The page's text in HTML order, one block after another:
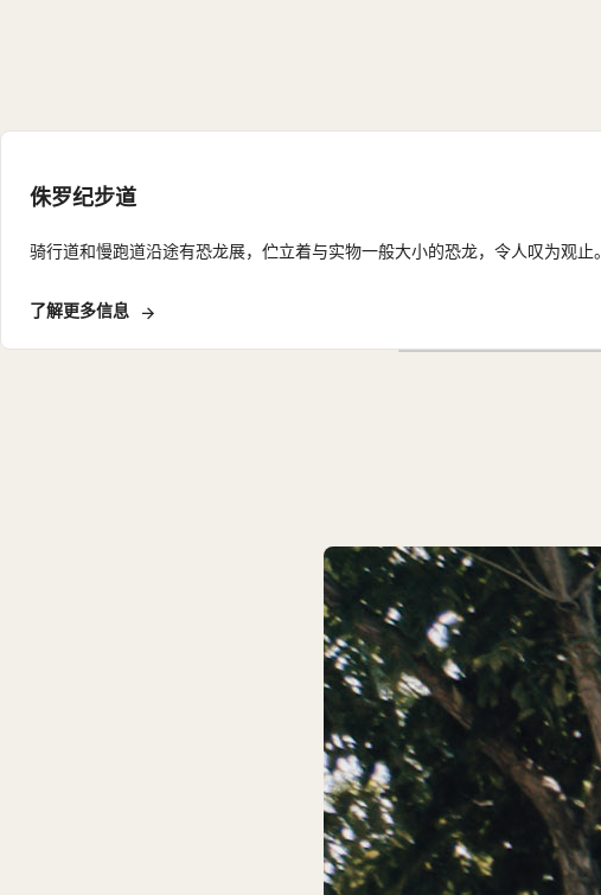
侏罗纪步道
骑行道和慢跑道沿途有恐龙展，伫立着与实物一般大小的恐龙，令人叹为观止。
了解更多信息